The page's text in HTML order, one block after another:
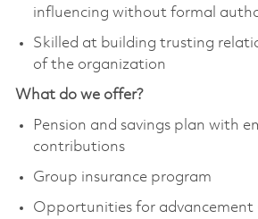
influencing without formal
Skilled at building trusting
of the organization
What do we offer?
Pension and savings plan with
contributions
Group insurance program
Opportunities for advancement